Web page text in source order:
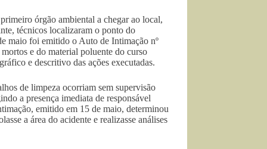
órgão ambiental a chegar ao local,
técnicos localizaram o ponto do
maio foi emitido o Auto de Intimação nº
e do material poluente do curso
e descritivo das ações executadas.
de limpeza ocorriam sem supervisão
a presença imediata de responsável
emitido em 15 de maio, determinou
a área do acidente e realizasse análises